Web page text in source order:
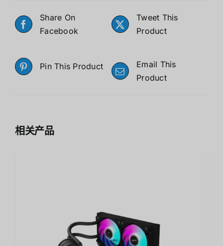
Share On
Facebook
Tweet This
Product
Pin This Product
Email This
Product
相关产品